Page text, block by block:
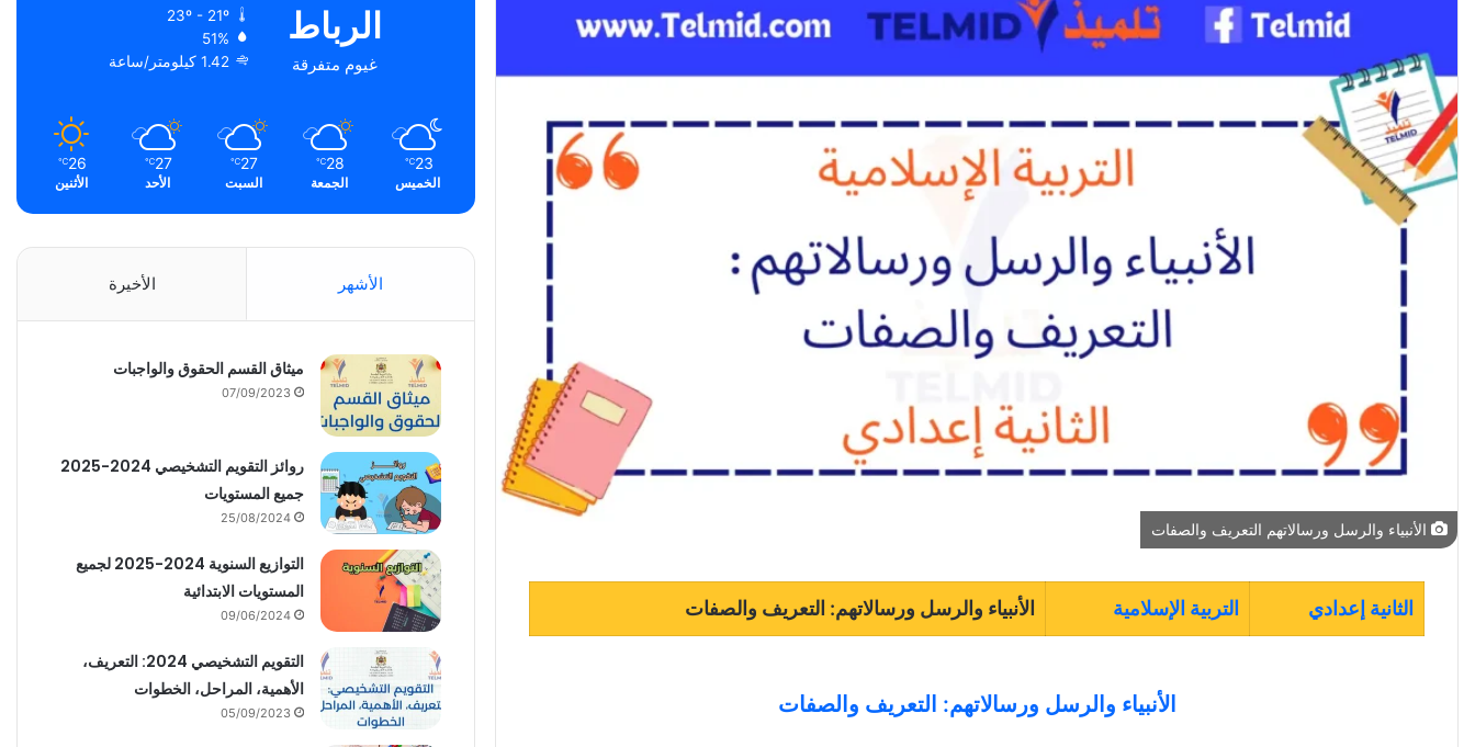
الأنبياء والرسل ورسالاتهم التعريف والصفات
الثانية إعدادي التربية الإسلامية الأنبياء والرسل ورسالاتهم: التعريف والصفات
الأنبياء والرسل ورسالاتهم: التعريف والصفات
الرباط
غيوم متفرقة
51%
1.42 كيلومتر/ساعة
23
℃
الخميس
28
℃
الجمعة
27
℃
السبت
27
℃
الأحد
26
℃
الأثنين
الأشهر الأخيرة
ميثاق القسم الحقوق والواجبات
07/09/2023
روائز التقويم التشخيصي 2024-2025
جميع المستويات
25/08/2024
التوازيع السنوية 2024-2025 لجميع
المستويات الابتدائية
09/06/2024
التقويم التشخيصي 2024: التعريف،
الأهمية، المراحل، الخطوات
05/09/2023